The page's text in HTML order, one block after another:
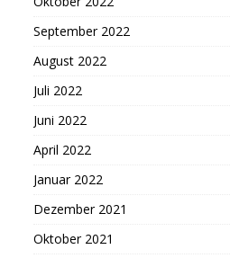
September 2022
August 2022
Juli 2022
Juni 2022
April 2022
Januar 2022
Dezember 2021
Oktober 2021